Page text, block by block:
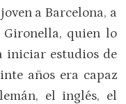
a Barcelona, a
quien lo
iniciar estudios de
años era capaz
el inglés, el